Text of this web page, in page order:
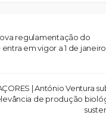
regulamentação do
entra em vigor a 1 de
| António Ventura
de produção